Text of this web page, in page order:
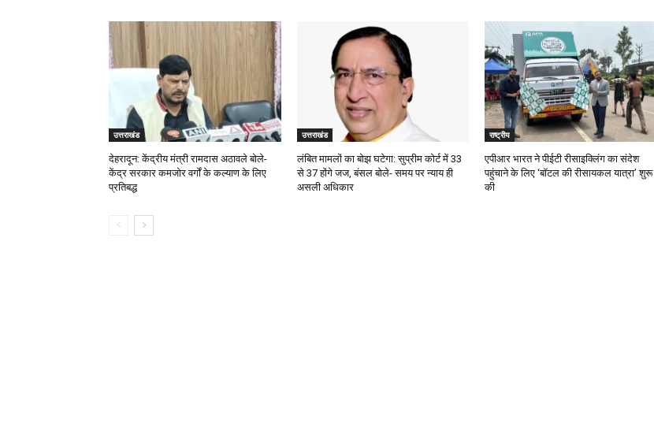
उत्तराखंड
देहरादून: केंद्रीय मंत्री रामदास अठावले बोले-
केंद्र सरकार कमजोर वर्गों के कल्याण के लिए
प्रतिबद्ध
उत्तराखंड
लंबित मामलों का बोझ घटेगा: सुप्रीम कोर्ट में 33
से 37 होंगे जज, बंसल बोले- समय पर न्याय ही
असली अधिकार
राष्ट्रीय
एपीआर भारत ने पीईटी रीसाइक्लिंग का संदेश
पहुंचाने के लिए ‘बॉटल की रीसायकल यात्रा’ शुरू
की